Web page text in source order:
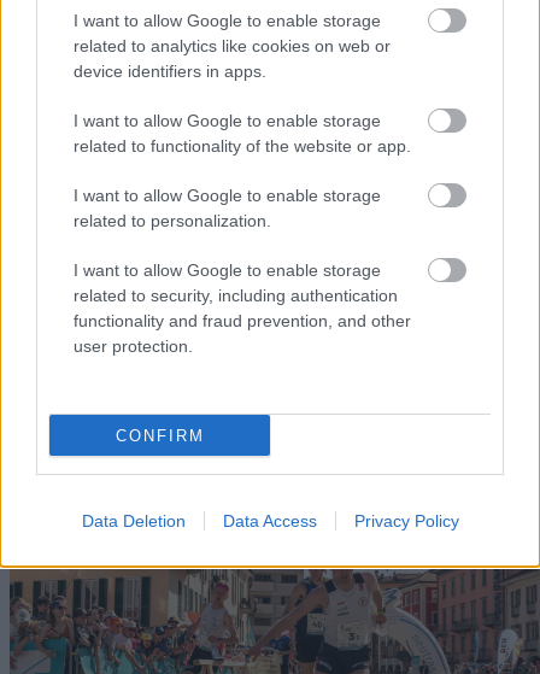
I want to allow Google to enable storage
related to analytics like cookies on web or
device identifiers in apps.
I want to allow Google to enable storage
related to functionality of the website or app.
I want to allow Google to enable storage
related to personalization.
I want to allow Google to enable storage
related to security, including authentication
functionality and fraud prevention, and other
user protection.
CONFIRM
Data Deletion Data Access Privacy Policy
disse
skal
sprint
en...
2.20
26
OL-
gull –
disse
OL-
femm
Norge
LANGRE
ALLROU
ND
2.20
26
Norge
ALLROU
ND
2.20
26
e hans
–
De er
kjære
ALLROU
ND
14.0
2.20
NN
ALLROU